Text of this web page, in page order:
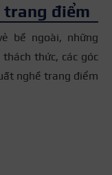
trang điểm
bề ngoài, những
thức, các góc
nghề trang điểm